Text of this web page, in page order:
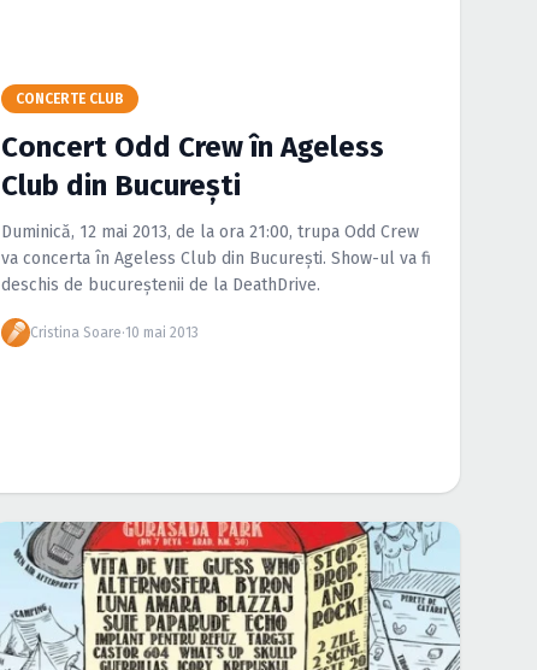
CONCERTE CLUB
Concert Odd Crew în Ageless
Club din Bucureşti
Duminică, 12 mai 2013, de la ora 21:00, trupa Odd Crew
va concerta în Ageless Club din Bucureşti. Show-ul va fi
deschis de bucureştenii de la DeathDrive.
Cristina Soare·10 mai 2013